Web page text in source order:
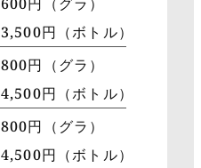
3,500円（ボトル）
800円（グラ）
4,500円（ボトル）
800円（グラ）
4,500円（ボトル）